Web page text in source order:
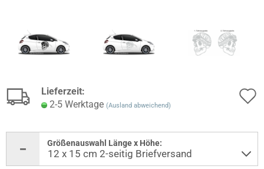
Lieferzeit:
2-5 Werktage (Ausland abweichend)
Größenauswahl Länge x Höhe: